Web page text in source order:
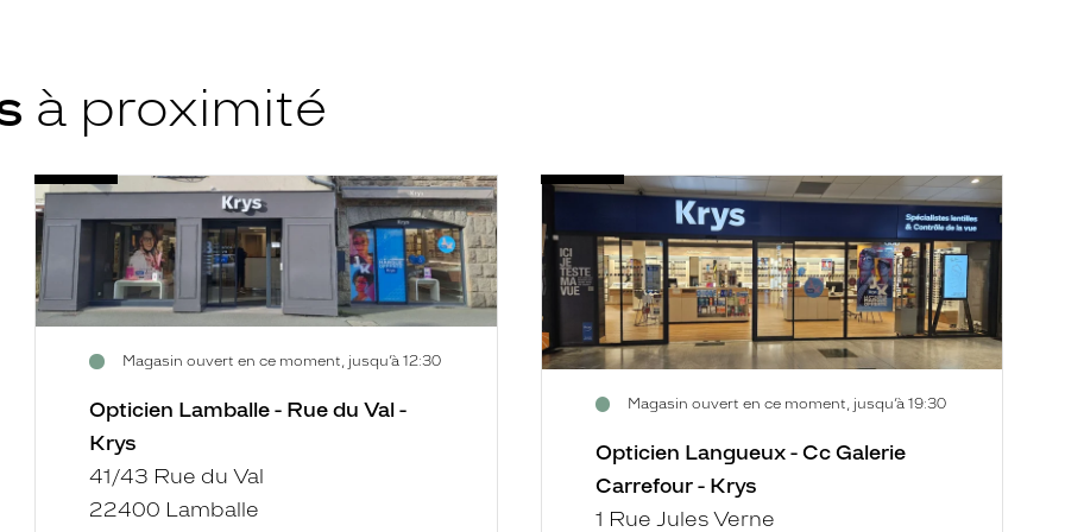
à proximité
Opticien
Lamballe
-
Rue
du
Val
Magasin ouvert en ce moment, jusqu’à 12:30
Voir
la
fiche
Opticien Lamballe - Rue du Val -
Krys
41/43 Rue du Val
22400 Lamballe
Opticien
Langueux
-
Cc
Galerie
Carrefour
-
Magasin ouvert en ce moment, jusqu’à 19:30
Voir
la
fiche
Opticien Langueux - Cc Galerie
Carrefour - Krys
1 Rue Jules Verne